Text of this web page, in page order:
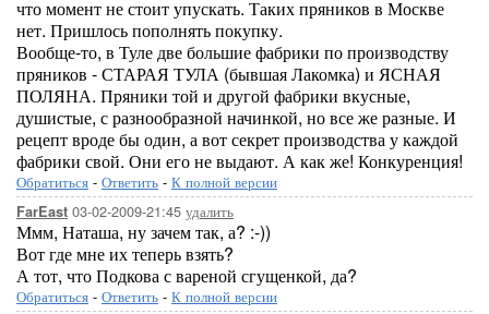
что момент не стоит упускать. Таких пряников в Москве
нет. Пришлось пополнять покупку.
Вообще-то, в Туле две большие фабрики по производству
пряников - СТАРАЯ ТУЛА (бывшая Лакомка) и ЯСНАЯ
ПОЛЯНА. Пряники той и другой фабрики вкусные,
душистые, с разнообразной начинкой, но все же разные. И
рецепт вроде бы один, а вот секрет производства у каждой
фабрики свой. Они его не выдают. А как же! Конкуренция!
Обратиться - Ответить - К полной версии
FarEast 03-02-2009-21:45 удалить
Ммм, Наташа, ну зачем так, а? :-))
Вот где мне их теперь взять?
А тот, что Подкова с вареной сгущенкой, да?
Обратиться - Ответить - К полной версии